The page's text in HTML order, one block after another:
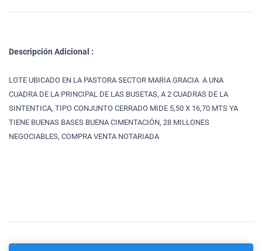
Descripción Adicional :
LOTE UBICADO EN LA PASTORA SECTOR MARIA GRACIA A UNA
CUADRA DE LA PRINCIPAL DE LAS BUSETAS, A 2 CUADRAS DE LA
SINTENTICA, TIPO CONJUNTO CERRADO MIDE 5,50 X 16,70 MTS YA
TIENE BUENAS BASES BUENA CIMENTACIÓN, 28 MILLONES
NEGOCIABLES, COMPRA VENTA NOTARIADA